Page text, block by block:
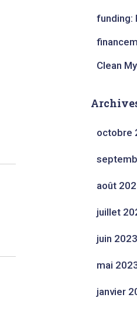
funding:
Clean
octobre
août
juillet
juin 2023
mai
janvier